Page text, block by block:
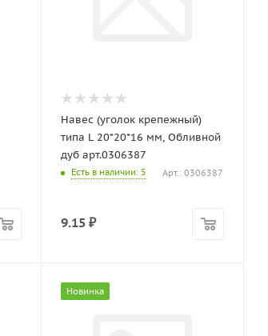
Навес (уголок крепежный)
типа L 20*20*16 мм, Обливной
дуб арт.0306387
Есть в наличии: 5 Арт.: 0306387
9.15 ₽
Новинка